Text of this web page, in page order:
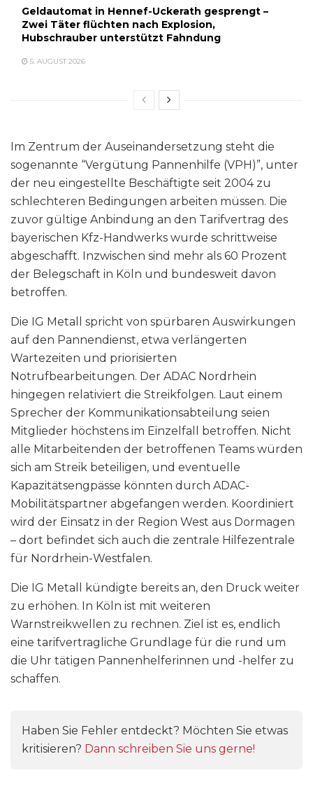
Geldautomat in Hennef-Uckerath gesprengt –
Zwei Täter flüchten nach Explosion,
Hubschrauber unterstützt Fahndung
5. AUGUST 2026
Im Zentrum der Auseinandersetzung steht die
sogenannte “Vergütung Pannenhilfe (VPH)”, unter
der neu eingestellte Beschäftigte seit 2004 zu
schlechteren Bedingungen arbeiten müssen. Die
zuvor gültige Anbindung an den Tarifvertrag des
bayerischen Kfz-Handwerks wurde schrittweise
abgeschafft. Inzwischen sind mehr als 60 Prozent
der Belegschaft in Köln und bundesweit davon
betroffen.
Die IG Metall spricht von spürbaren Auswirkungen
auf den Pannendienst, etwa verlängerten
Wartezeiten und priorisierten
Notrufbearbeitungen. Der ADAC Nordrhein
hingegen relativiert die Streikfolgen. Laut einem
Sprecher der Kommunikationsabteilung seien
Mitglieder höchstens im Einzelfall betroffen. Nicht
alle Mitarbeitenden der betroffenen Teams würden
sich am Streik beteiligen, und eventuelle
Kapazitätsengpässe könnten durch ADAC-
Mobilitätspartner abgefangen werden. Koordiniert
wird der Einsatz in der Region West aus Dormagen
– dort befindet sich auch die zentrale Hilfezentrale
für Nordrhein-Westfalen.
Die IG Metall kündigte bereits an, den Druck weiter
zu erhöhen. In Köln ist mit weiteren
Warnstreikwellen zu rechnen. Ziel ist es, endlich
eine tarifvertragliche Grundlage für die rund um
die Uhr tätigen Pannenhelferinnen und -helfer zu
schaffen.
Haben Sie Fehler entdeckt? Möchten Sie etwas
kritisieren? Dann schreiben Sie uns gerne!